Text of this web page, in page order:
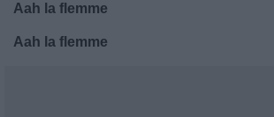
Aah la flemme
Aah la flemme